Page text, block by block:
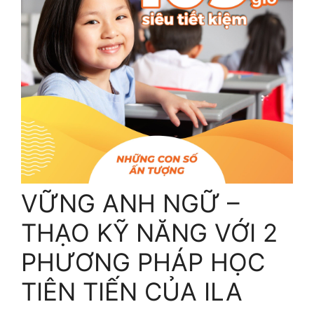
VỮNG ANH NGỮ –
THẠO KỸ NĂNG VỚI 2
PHƯƠNG PHÁP HỌC
TIÊN TIẾN CỦA ILA